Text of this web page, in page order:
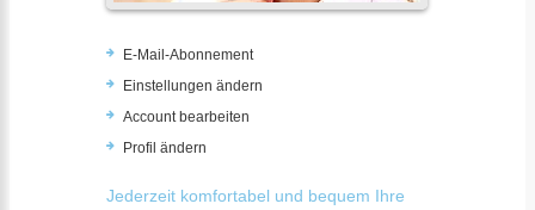
E-Mail-Abonnement
Einstellungen ändern
Account bearbeiten
Profil ändern
Jederzeit komfortabel und bequem Ihre